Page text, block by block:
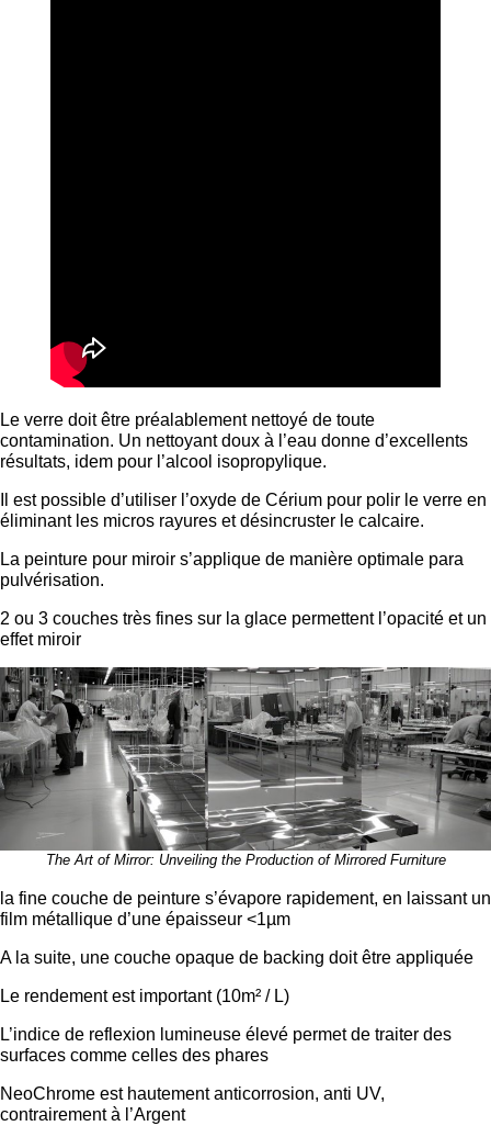
Le verre doit être préalablement nettoyé de toute
contamination. Un nettoyant doux à l’eau donne d’excellents
résultats, idem pour l’alcool isopropylique.
Il est possible d’utiliser l’oxyde de Cérium pour polir le verre en
éliminant les micros rayures et désincruster le calcaire.
La peinture pour miroir s’applique de manière optimale para
pulvérisation.
2 ou 3 couches très fines sur la glace permettent l’opacité et un
effet miroir
The Art of Mirror: Unveiling the Production of Mirrored Furniture
la fine couche de peinture s’évapore rapidement, en laissant un
film métallique d’une épaisseur <1µm
A la suite, une couche opaque de backing doit être appliquée
Le rendement est important (10m² / L)
L’indice de reflexion lumineuse élevé permet de traiter des
surfaces comme celles des phares
NeoChrome est hautement anticorrosion, anti UV,
contrairement à l’Argent